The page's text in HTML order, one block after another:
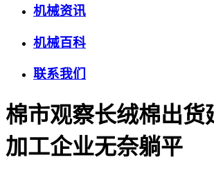
机械资讯
机械百科
联系我们
棉市观察长绒棉出货
加工企业无奈躺平